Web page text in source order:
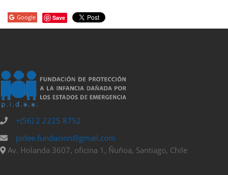
Google Save
+(56) 2 2225 8752
pidee.fundacion@gmail.com
Av. Holanda 3607, oficina 1, Ñuñoa, Santiago, Chile